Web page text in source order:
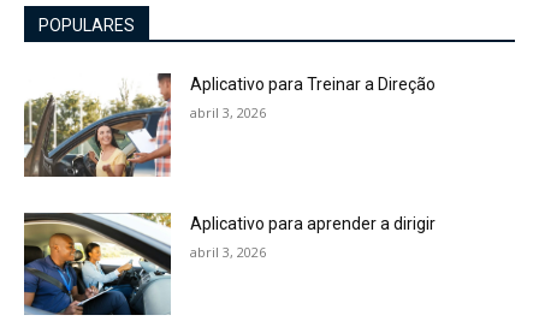
POPULARES
Aplicativo para Treinar a Direção
abril 3, 2026
Aplicativo para aprender a dirigir
abril 3, 2026